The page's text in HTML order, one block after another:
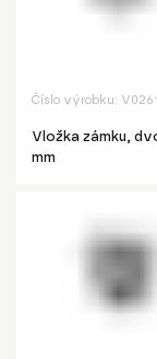
Číslo výrobku:
Vložka zámku,
mm